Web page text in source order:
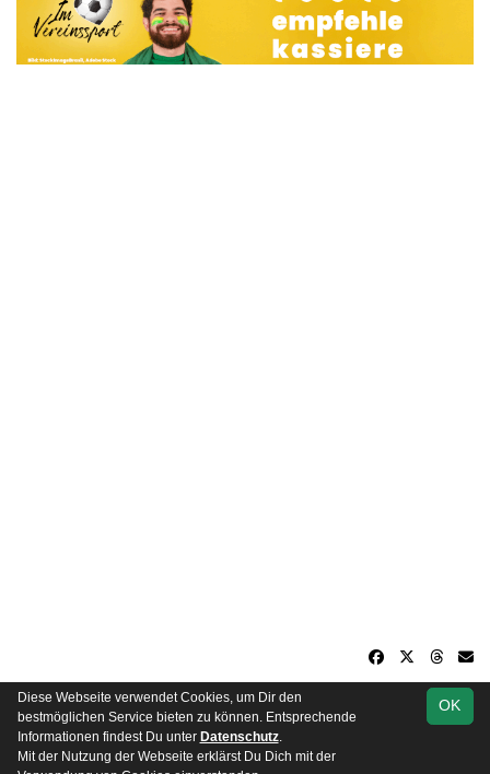
soccero.de
© 2006 - 2026
Besucherstatistik Kontakt Impressum
OK
Diese Webseite verwendet Cookies, um Dir den
bestmöglichen Service bieten zu können. Entsprechende
Informationen findest Du unter Datenschutz.
Mit der Nutzung der Webseite erklärst Du Dich mit der